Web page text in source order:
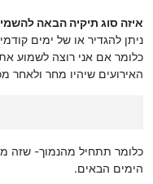
איזה סוג תיקיה הבאה
ניתן להגדיר או של ימים
כלומר אם אני רוצה לשמוע
האירועים שיהיו מחר ולאחר
כלומר תתחיל מהנמוך- שזה
הימים הבאים.